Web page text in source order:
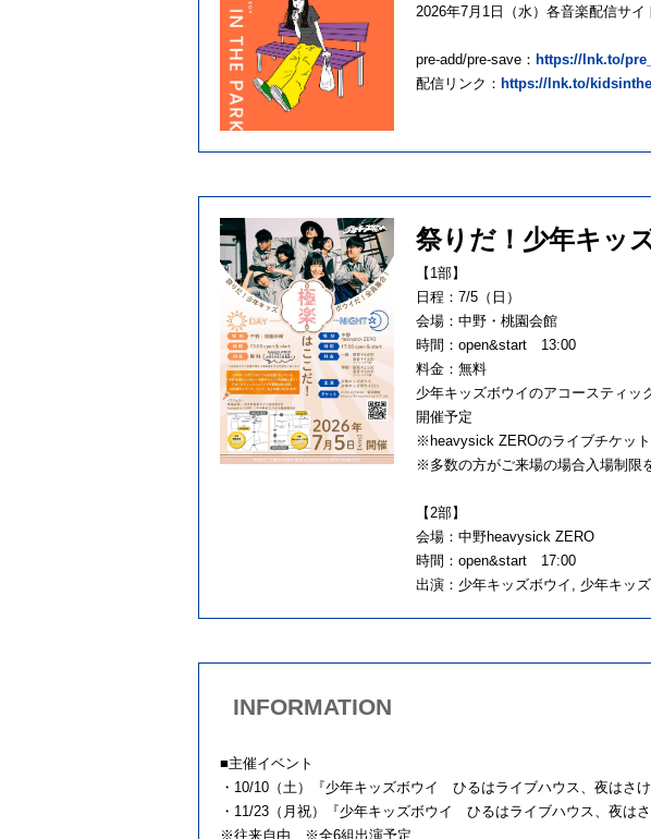
2026年7月1日（水）各音楽配信サイ
pre-add/pre-save： https://lnk.to/
配信リンク： https://lnk.to/
祭りだ！少年キッ
【1部】
日程：7/5（日）
会場：中野・桃園会館
時間：open&start 13:00
料金：無料
少年キッズボウイのアコースティッ
開催予定
※heavysick ZEROのライブチケッ
※多数の方がご来場の場合入場制限
【2部】
会場：中野heavysick ZERO
時間：open&start 17:00
出演：少年キッズボウイ, 少年キッ
INFORMATION
■主催イベント
・10/10（土）『少年キッズボウイ ひるはライブハウス、夜は
・11/23（月祝）『少年キッズボウイ ひるはライブハウス、夜
※往来自由 ※全6組出演予定